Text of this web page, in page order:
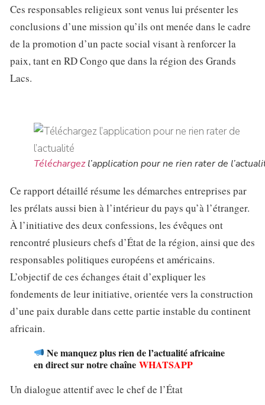
Ces responsables religieux sont venus lui présenter les
conclusions d’une mission qu’ils ont menée dans le cadre
de la promotion d’un pacte social visant à renforcer la
paix, tant en RD Congo que dans la région des Grands
Lacs.
Téléchargezl’application pour ne rien rater de
Ce rapport détaillé résume les démarches entreprises par
les prélats aussi bien à l’intérieur du pays qu’à l’étranger.
À l’initiative des deux confessions, les évêques ont
rencontré plusieurs chefs d’État de la région, ainsi que des
responsables politiques européens et américains.
L’objectif de ces échanges était d’expliquer les
fondements de leur initiative, orientée vers la construction
d’une paix durable dans cette partie instable du continent
africain.
Ne manquez plus rien de l’actualité africaine
en direct sur notre chaîne WHATSAPP
Un dialogue attentif avec le chef de l’État